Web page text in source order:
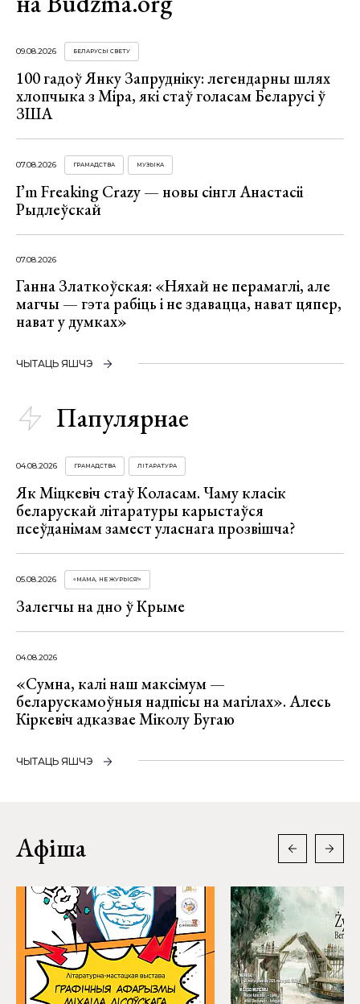
09.08.2026 БЕЛАРУСЫ СВЕТУ
100 гадоў Янку Запрудніку: легендарны шлях
хлопчыка з Міра, які стаў голасам Беларусі ў
ЗША
07.08.2026 ГРАМАДСТВА МУЗЫКА
I’m Freaking Crazy — новы сінгл Анастасіі
Рыдлеўскай
07.08.2026
Ганна Златкоўская: «Няхай не перамаглі, але
магчы — гэта рабіць і не здавацца, нават цяпер,
нават у думках»
ЧЫТАЦЬ ЯШЧЭ
Папулярнае
04.08.2026 ГРАМАДСТВА ЛІТАРАТУРА
Як Міцкевіч стаў Коласам. Чаму класік
беларускай літаратуры карыстаўся
псеўданімам замест уласнага прозвішча?
05.08.2026 «МАМА, НЕ ЖУРЫСЯ!»
Залегчы на дно ў Крыме
04.08.2026
«Сумна, калі наш максімум —
беларускамоўныя надпісы на магілах». Алесь
Кіркевіч адказвае Міколу Бугаю
ЧЫТАЦЬ ЯШЧЭ
Афіша